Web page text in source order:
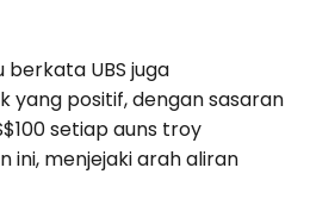
UBS juga
yang positif, dengan sasaran
setiap auns troy
ini, menjejaki arah aliran